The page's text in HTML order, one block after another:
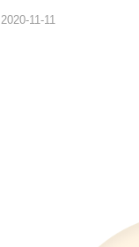
2020-11-11